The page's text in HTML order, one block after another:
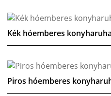
Kék hóemberes
Piros hóemberes